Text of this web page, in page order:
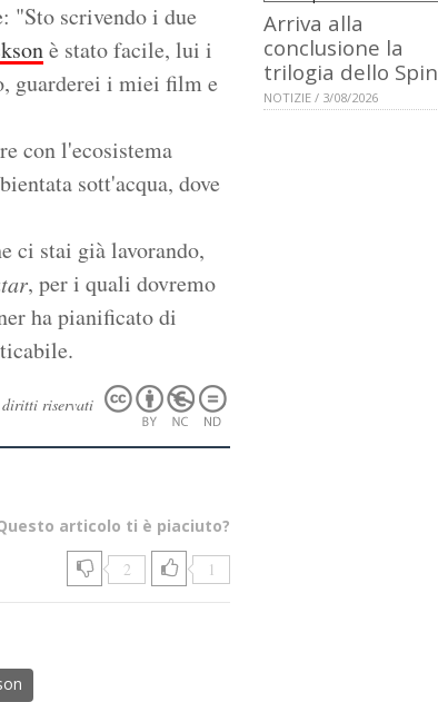
"Sto scrivendo i due
è stato facile, lui i
guarderei i miei film e
con l'ecosistema
sott'acqua, dove
ci stai già lavorando,
, per i quali dovremo
ha pianificato di
riservati
articolo ti è piaciuto?
2 1
Arriva alla
conclusione la
trilogia dello Spin
NOTIZIE / 3/08/2026